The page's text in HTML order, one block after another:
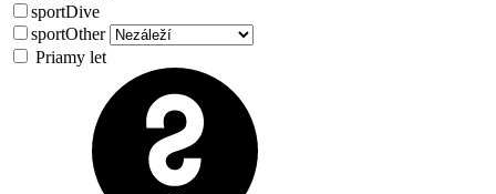
sportDive
sportOther
Priamy let